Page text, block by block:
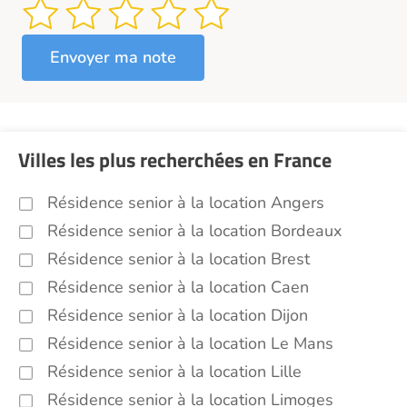
Villes les plus recherchées en France
Résidence senior à la location Angers
Résidence senior à la location Bordeaux
Résidence senior à la location Brest
Résidence senior à la location Caen
Résidence senior à la location Dijon
Résidence senior à la location Le Mans
Résidence senior à la location Lille
Résidence senior à la location Limoges